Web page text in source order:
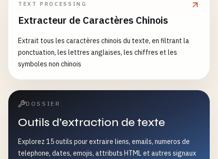
TEXT PROCESSING
Extracteur de Caractères Chinois
Extrait tous les caractères chinois du texte, en filtrant la
ponctuation, les lettres anglaises, les chiffres et les
symboles non chinois
DOSSIER
Outils d’extraction de texte
Explorez 15 outils pour extraire liens, emails, numeros de
telephone, dates, emojis, attributs HTML et autres signaux